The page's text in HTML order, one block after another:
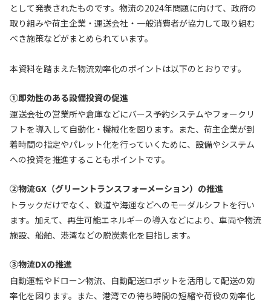
として発表されたものです。物流の2024年問題に向けて、政府の
取り組みや荷主企業・運送会社・一般消費者が協力して取り組む
べき施策などがまとめられています。
本資料を踏まえた物流効率化のポイントは以下のとおりです。
①即効性のある設備投資の促進
運送会社の営業所や倉庫などにバース予約システムやフォークリ
フトを導入して自動化・機械化を図ります。また、荷主企業が到
着時間の指定やパレット化を行っていくために、設備やシステム
への投資を推進することもポイントです。
②物流GX（グリーントランスフォーメーション）の推進
トラックだけでなく、鉄道や海運などへのモーダルシフトを行い
ます。加えて、再生可能エネルギーの導入などにより、車両や物流
施設、船舶、港湾などの脱炭素化を目指します。
③物流DXの推進
自動運転やドローン物流、自動配送ロボットを活用して配送の効
率化を図ります。また、港湾での待ち時間の短縮や荷役の効率化